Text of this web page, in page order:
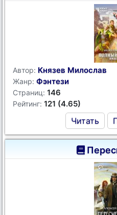
Автор: Князев Милослав
Жанр: Фэнтези
Страниц: 146
Рейтинг: 121 (4.65)
Читать